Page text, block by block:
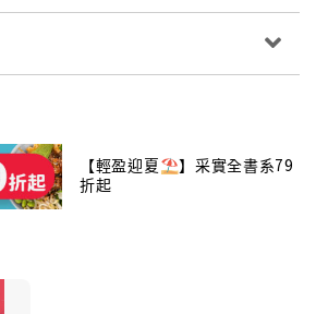
保護自己，在生活中小心翼翼、慢
又期待被愛的人，
。
蝟也能擁抱嗎？」
的呼喊、最純然的嚮往。
祕密心事，
【輕盈迎夏⛱️】采實全書系79
折起